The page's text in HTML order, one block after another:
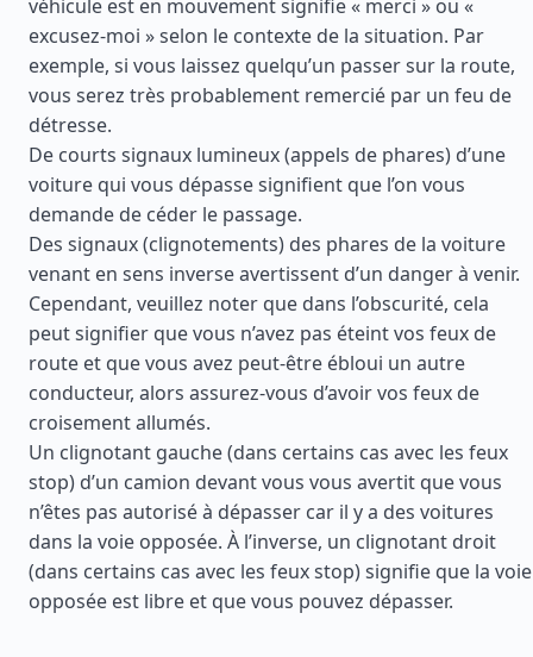
véhicule est en mouvement signifie « merci » ou «
excusez-moi » selon le contexte de la situation. Par
exemple, si vous laissez quelqu’un passer sur la route,
vous serez très probablement remercié par un feu de
détresse.
De courts signaux lumineux (appels de phares) d’une
voiture qui vous dépasse signifient que l’on vous
demande de céder le passage.
Des signaux (clignotements) des phares de la voiture
venant en sens inverse avertissent d’un danger à venir.
Cependant, veuillez noter que dans l’obscurité, cela
peut signifier que vous n’avez pas éteint vos feux de
route et que vous avez peut-être ébloui un autre
conducteur, alors assurez-vous d’avoir vos feux de
croisement allumés.
Un clignotant gauche (dans certains cas avec les feux
stop) d’un camion devant vous vous avertit que vous
n’êtes pas autorisé à dépasser car il y a des voitures
dans la voie opposée. À l’inverse, un clignotant droit
(dans certains cas avec les feux stop) signifie que la voie
opposée est libre et que vous pouvez dépasser.